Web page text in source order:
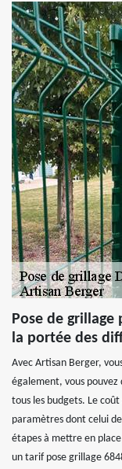
Pose de
la portée des
Avec Artisan Berger,
également, vous pouvez
tous les budgets. Le
paramètres dont celui
étapes à mettre en
un tarif pose grillage